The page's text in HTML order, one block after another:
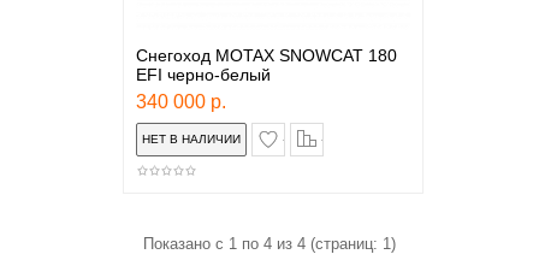
Снегоход MOTAX SNOWCAT 180
EFI черно-белый
340 000 р.
в закладки
Показано с 1 по 4 из 4 (страниц: 1)